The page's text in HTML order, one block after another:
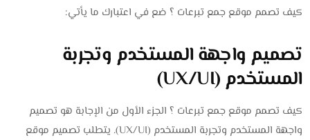
كيف تصمم موقع جمع تبرعات ؟ ضع في اعتبارك ما يأتي:
تصميم واجهة المستخدم وتجربة
المستخدم (UX/UI)
كيف تصمم موقع جمع تبرعات ؟ الجزء الأول من الإجابة هو تصميم
واجهة المستخدم وتجربة المستخدم (UX/UI). يتطلب تصميم موقع